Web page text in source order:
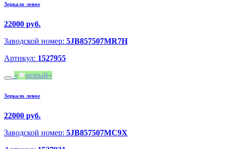
Зеркало левое
22000 руб.
Заводской номер: 5JB857507MR7H
Артикул: 1527955
новый
Зеркало левое
22000 руб.
Заводской номер: 5JB857507MC9X